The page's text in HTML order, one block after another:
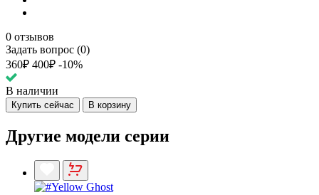
0 отзывов
Задать вопрос (0)
360₽ 400₽ -10%
В наличии
Купить сейчас В корзину
Другие модели серии